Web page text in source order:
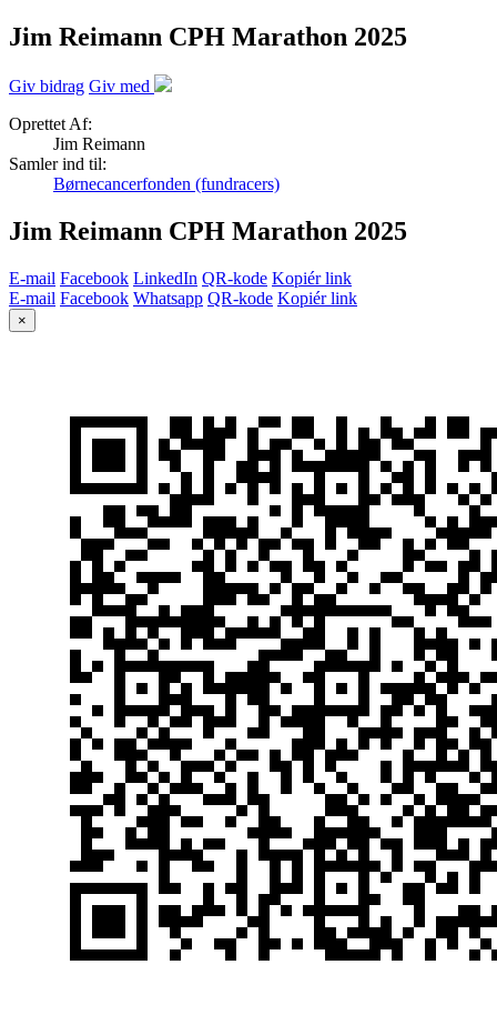
Jim Reimann CPH Marathon 2025
Giv bidrag Giv med
Oprettet Af:
Jim Reimann
Samler ind til:
Børnecancerfonden (fundracers)
Jim Reimann CPH Marathon 2025
E-mail Facebook LinkedIn QR-kode Kopiér link
E-mail Facebook Whatsapp QR-kode Kopiér link
×